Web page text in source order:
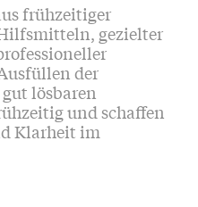
frühzeitiger
gezielter
der
lösbaren
und schaffen
Klarheit im